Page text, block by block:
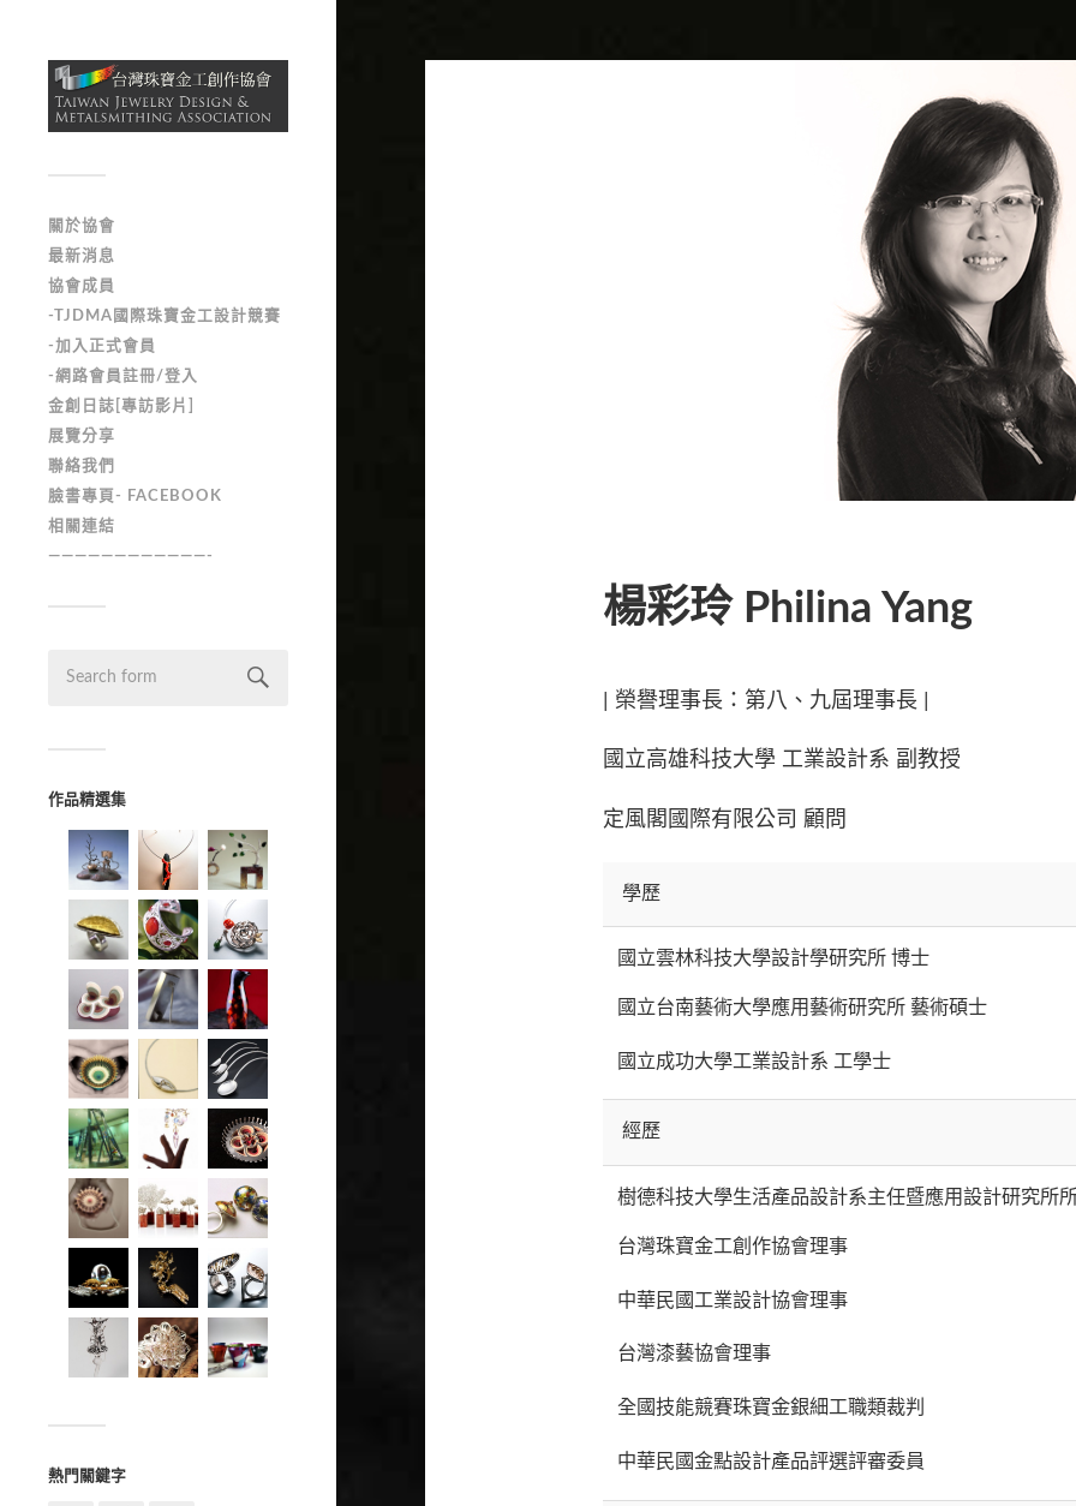
關於協會
最新消息
協會成員
-TJDMA國際珠寶金工設計競賽
-加入正式會員
-網路會員註冊/登入
金創日誌[專訪影片]
展覽分享
聯絡我們
臉書專頁- FACEBOOK
相關連結
————————————-
作品精選集
熱門關鍵字
楊彩玲 Philina Yang
| 榮譽理事長：第八、九屆理事長 |
國立高雄科技大學 工業設計系 副教授
定風閣國際有限公司 顧問
學歷
國立雲林科技大學設計學研究所 博士
國立台南藝術大學應用藝術研究所 藝術碩士
國立成功大學工業設計系 工學士
經歷
樹德科技大學生活產品設計系主任暨應用設計研究所
台灣珠寶金工創作協會理事
中華民國工業設計協會理事
台灣漆藝協會理事
全國技能競賽珠寶金銀細工職類裁判
中華民國金點設計產品評選評審委員